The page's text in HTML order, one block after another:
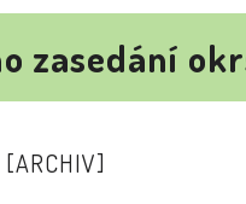
zasedání
[ARCHIV]